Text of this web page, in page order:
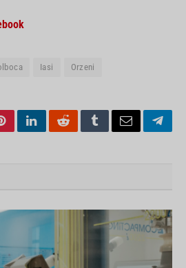
Iasi Orzeni
LinkedInRedditTumblrEmail